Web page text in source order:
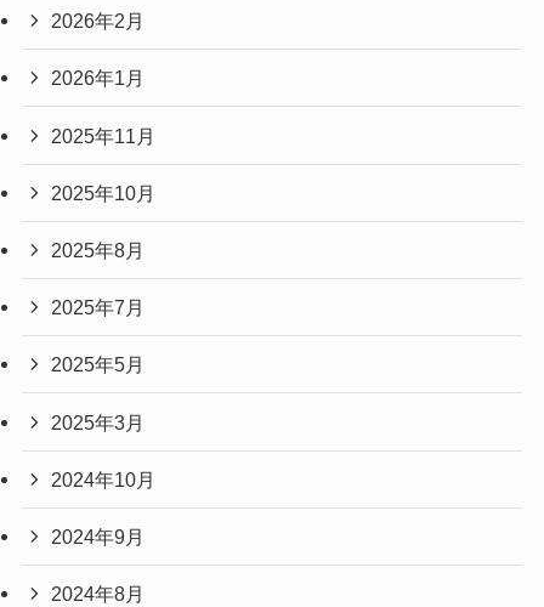
2026年2月
2026年1月
2025年11月
2025年10月
2025年8月
2025年7月
2025年5月
2025年3月
2024年10月
2024年9月
2024年8月